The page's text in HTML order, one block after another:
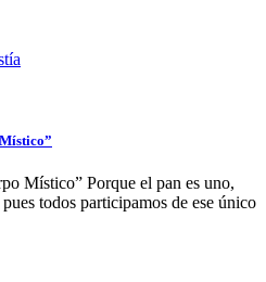
Místico” Porque el pan es uno,
todos participamos de ese único